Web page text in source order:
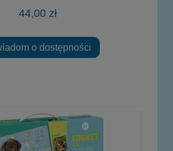
44,00 zł
o dostępności